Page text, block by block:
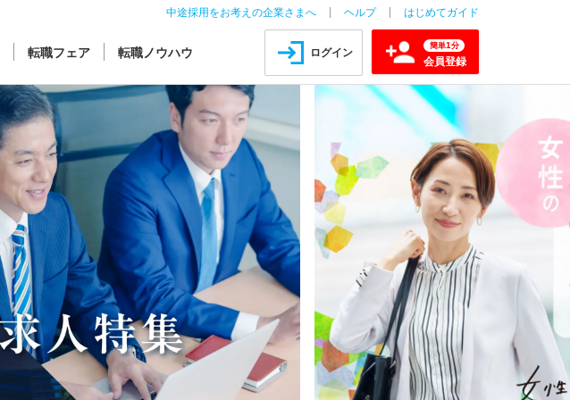
中途採用をお考えの企業さまへ ヘルプ はじめてガイド
転職フェア 転職ノウハウ ログイン
簡単1 分
会員登録